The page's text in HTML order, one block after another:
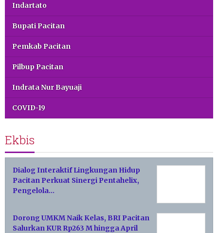
Indartato
Bupati Pacitan
Pemkab Pacitan
Pilbup Pacitan
Indrata Nur Bayuaji
COVID-19
Ekbis
Dialog Interaktif Lingkungan Hidup
Pacitan Perkuat Sinergi Pentahelix,
Pengelola…
Dorong UMKM Naik Kelas, BRI Pacitan
Salurkan KUR Rp263 M hingga April